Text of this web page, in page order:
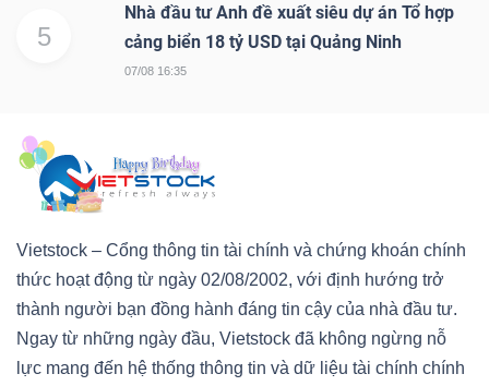
5
Nhà đầu tư Anh đề xuất siêu dự án Tổ hợp
cảng biển 18 tỷ USD tại Quảng Ninh
07/08 16:35
Vietstock – Cổng thông tin tài chính và chứng khoán chính
thức hoạt động từ ngày 02/08/2002, với định hướng trở
thành người bạn đồng hành đáng tin cậy của nhà đầu tư.
Ngay từ những ngày đầu, Vietstock đã không ngừng nỗ
lực mang đến hệ thống thông tin và dữ liệu tài chính chính
(-)
viết
của
tác
giả
(-)
cáo